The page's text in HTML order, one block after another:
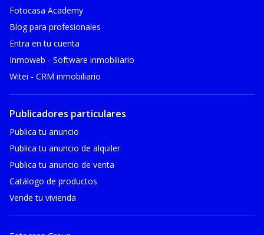
Fotocasa Academy
Blog para profesionales
Entra en tu cuenta
Inmoweb - Software inmobiliario
Witei - CRM inmobiliario
Publicadores particulares
Publica tu anuncio
Publica tu anuncio de alquiler
Publica tu anuncio de venta
Catálogo de productos
Vende tu vivienda